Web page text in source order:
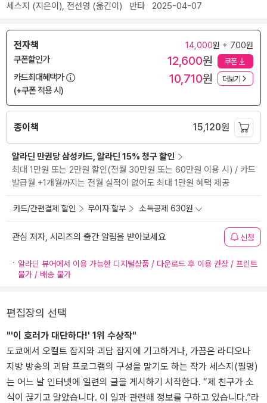
세스지 (지은이), 전선영 (옮긴이) 반타 2025-04-07
전자책 14,000원 + 700원
쿠폰할인가 12,600원 쿠폰
카드최대혜택가
(+쿠폰 적용 시)
10,710원 더보기
종이책 15,120원
알라딘 만권당 삼성카드, 알라딘 15% 청구 할인
최대 1만원 또는 2만원 할인(전월 30만원 또는 60만원 이용 시) / 카드
발급월 +1개월까지는 전월 실적이 없어도 최대 1만원 혜택 제공
카드/간편결제 할인 무이자 할부 소득공제 630원
관심 저자, 시리즈의 출간 알림을 받아보세요 신청
알라딘 뷰어에서 이용 가능한 디지털상품 / 다운로드 후 이용 권장 / 프린트
불가 / 배송 불가
편집장의 선택
"'이 호러가 대단하다!' 1위 수상작"
도쿄에서 오컬트 잡지와 괴담 잡지에 기고하거나, 가끔은 라디오나
지방 방송의 괴담 프로그램의 구성을 맡기도 하는 작가 세스지(필명)
는 어느 날 인터넷에 일련의 글을 게시하기 시작한다. “제 친구가 소
식이 끊기고 말았습니다. 이 일과 관련해 정보를 구하고 있습니다.”라